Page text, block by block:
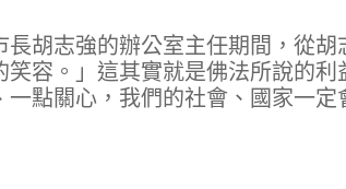
胡志強的辦公室主任期間，從胡
容。」這其實就是佛法所說的
點關心，我們的社會、國家一定